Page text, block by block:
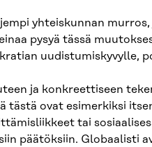
yhteiskunnan
pysyä tässä
uudistumiskyvylle,
ja konkreettiseen
tästä ovat esimerkiksi
tai
päätöksiin. Globaalisti